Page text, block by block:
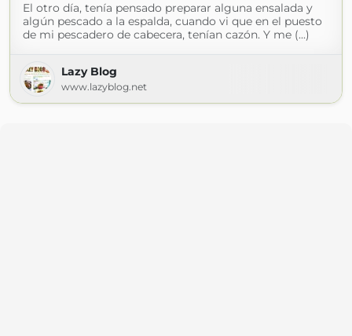
El otro día, tenía pensado preparar alguna ensalada y
algún pescado a la espalda, cuando vi que en el puesto
de mi pescadero de cabecera, tenían cazón. Y me (...)
Lazy Blog
www.lazyblog.net